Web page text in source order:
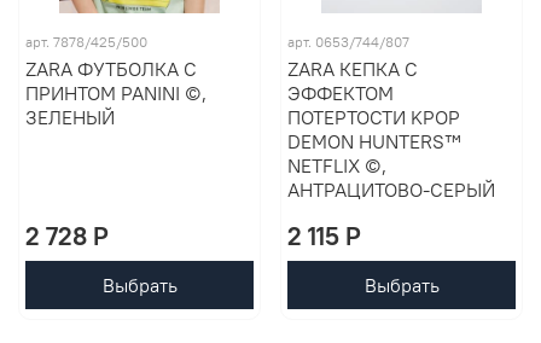
арт. 7878/425/500
ZARA ФУТБОЛКА С
ПРИНТОМ PANINI ©,
ЗЕЛЕНЫЙ
2 728 P
Выбрать
арт. 0653/744/807
ZARA КЕПКА С
ЭФФЕКТОМ
ПОТЕРТОСТИ KPOP
DEMON HUNTERS™
NETFLIX ©,
АНТРАЦИТОВО-СЕРЫЙ
2 115 P
Выбрать